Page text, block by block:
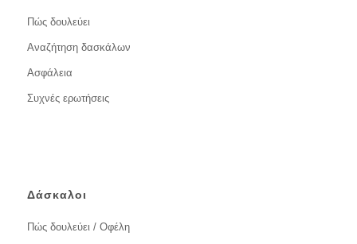
Πώς δουλεύει
Αναζήτηση δασκάλων
Ασφάλεια
Συχνές ερωτήσεις
Δάσκαλοι
Πώς δουλεύει / Οφέλη